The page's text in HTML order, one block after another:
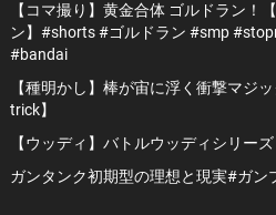
【コマ撮り】黄金合体 ゴルドラン！
ン】#shorts #ゴルドラン #smp
#bandai
【種明かし】棒が宙に浮く衝撃マジ
trick】
【ウッディ】バトルウッディシリーズ
ガンタンク初期型の理想と現実#ガン